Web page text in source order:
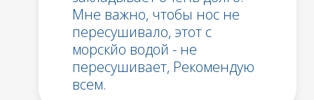
Мне важно, чтобы нос не
пересушивало, этот с
морскйо водой - не
пересушивает, Рекомендую
всем.